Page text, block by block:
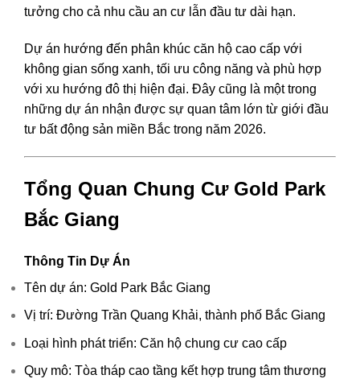
tưởng cho cả nhu cầu an cư lẫn đầu tư dài hạn.
Dự án hướng đến phân khúc căn hộ cao cấp với
không gian sống xanh, tối ưu công năng và phù hợp
với xu hướng đô thị hiện đại. Đây cũng là một trong
những dự án nhận được sự quan tâm lớn từ giới đầu
tư bất động sản miền Bắc trong năm 2026.
Tổng Quan Chung Cư Gold Park
Bắc Giang
Thông Tin Dự Án
Tên dự án: Gold Park Bắc Giang
Vị trí: Đường Trần Quang Khải, thành phố Bắc Giang
Loại hình phát triển: Căn hộ chung cư cao cấp
Quy mô: Tòa tháp cao tầng kết hợp trung tâm thương